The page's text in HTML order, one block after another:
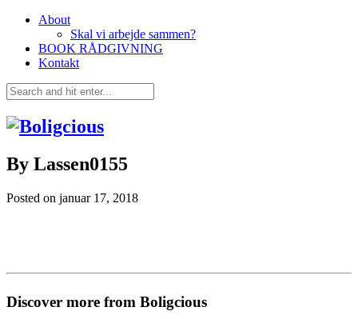
About
Skal vi arbejde sammen?
BOOK RÅDGIVNING
Kontakt
By Lassen0155
Posted on januar 17, 2018
Discover more from Boligcious